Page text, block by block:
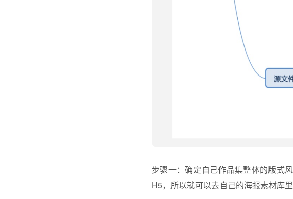
步骤一：确定自己作品集整体的版式
H5，所以就可以去自己的海报素材库里